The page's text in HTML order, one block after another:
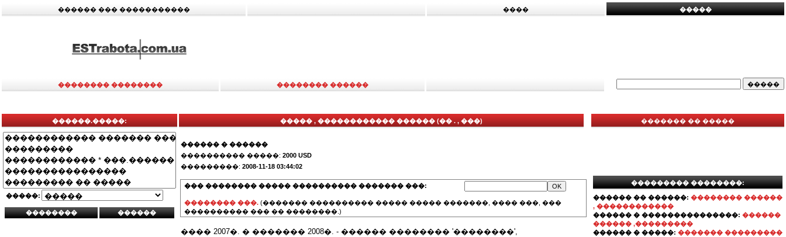
������ ��� ����������� ���� �����
�������� �������� �������� ������
������.�����:
�����:
����� , ������������ ������ (�� . , ���)
������ � ������
���������� �����: 2000 USD
���������: 2008-11-18 03:44:02
��� �������� ����� ���������� ������� ���:
�������� ���. (������� ���������� ����� ����� �������, ���� ���, ���
���������� ��� �� ��������.)
���� 2007�. � ������� 2008�. - ������ �������� '��������',
������� �� �����
��������� ��������:
������ �� ������: �������� ������
, ������������
������ � ���������������: ������
������ ,���������
������ � �����: ������� ���������